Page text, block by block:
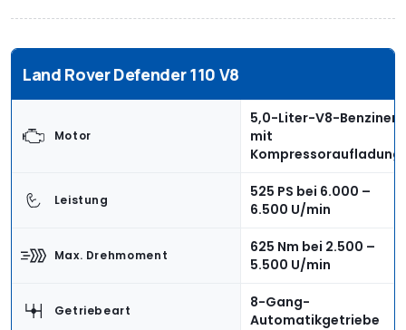
Land Rover Defender 110 V8
Motor
5,0-Liter-V8-Benziner
mit
Kompressoraufladung
Leistung
525 PS bei 6.000 –
6.500 U/min
Max. Drehmoment
625 Nm bei 2.500 –
5.500 U/min
Getriebeart
8-Gang-
Automatikgetriebe